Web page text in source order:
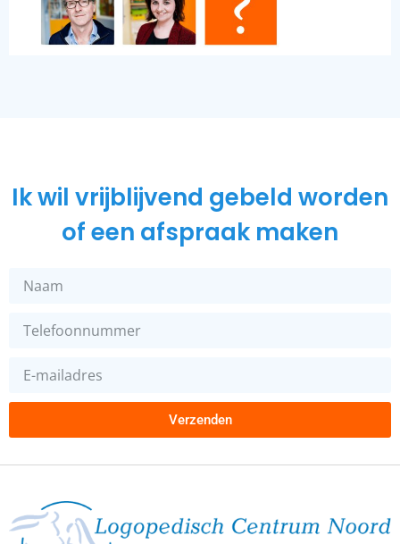
Ik wil vrijblijvend gebeld worden
of een afspraak maken
Verzenden